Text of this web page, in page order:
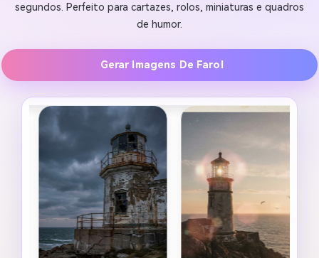
segundos. Perfeito para cartazes, rolos, miniaturas e quadros
de humor.
Gerar Imagens De Farol